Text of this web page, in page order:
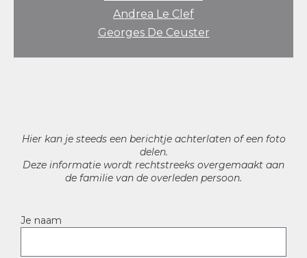
Andrea Le Clef
Georges De Ceuster
Hier kan je steeds een berichtje achterlaten of een foto
delen.
Deze informatie wordt rechtstreeks overgemaakt aan
de familie van de overleden persoon.
Je naam